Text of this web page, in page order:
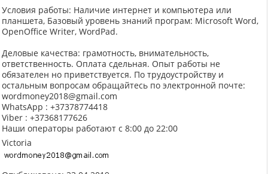
Условия работы: Наличие интернет и компьютера или
планшета, Базовый yровень знаний програм: Microsoft Word,
OpenOffice Writer, WordPad.
Деловые качества: грамотность, внимательность,
ответственность. Оплата сдельная. Опыт работы не
обязателен но приветствуется. По трудоустройству и
остальным вопросам обращайтесь по электронной почте:
wordmoney2018@gmail.com
WhatsApp : +37378774418
Viber : +37368177626
Наши операторы работают с 8:00 до 22:00
Victoria